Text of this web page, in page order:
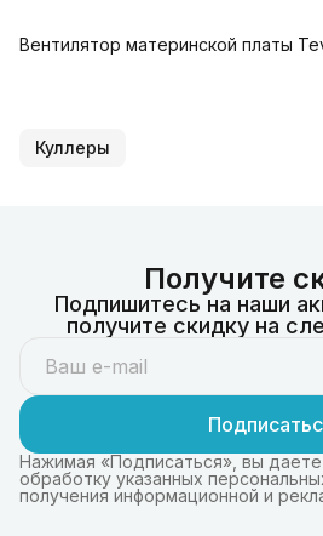
Вентилятор материнской платы
Куллеры
Получите
Подпишитесь на наши
получите скидку на
Нажимая «Подписаться», вы даете
обработку указанных
получения информационной и